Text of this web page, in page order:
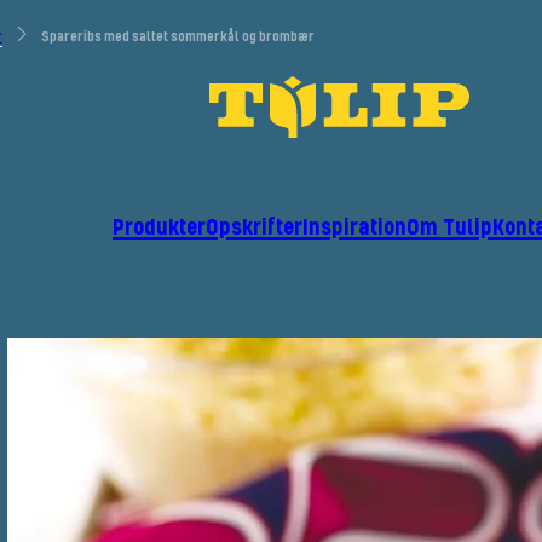
Spareribs med saltet sommerkål og brombær
ProdukterOpskrifterInspirationOm Tulip